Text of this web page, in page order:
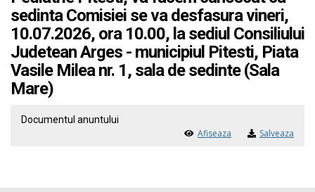
sedinta Comisiei se va desfasura vineri,
10.07.2026, ora 10.00, la sediul Consiliului
Judetean Arges - municipiul Pitesti, Piata
Vasile Milea nr. 1, sala de sedinte (Sala
Mare)
Documentul anuntului
Afiseaza Salveaza